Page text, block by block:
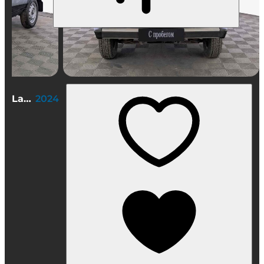
Lada (ВАЗ) Niva Legend 3 дв. 2024